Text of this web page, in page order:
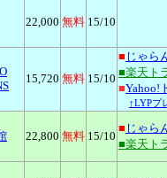
22,000 無料 15/10
15,720 無料 15/10
■ じゃら
■楽天ト
■Yahoo!
↑LYPプ
22,800 無料 15/10
■ じゃら
■楽天ト